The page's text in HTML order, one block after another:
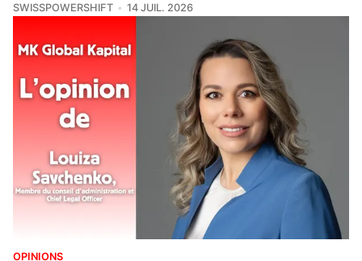
SWISSPOWERSHIFT 14 JUIL. 2026
OPINIONS